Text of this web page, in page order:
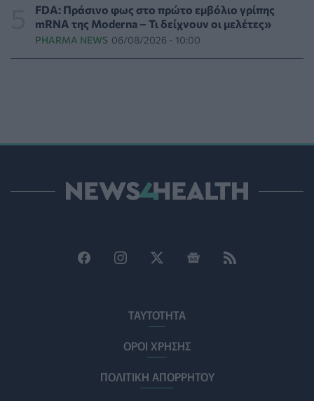
Ο ΙΣΑ συνιστά τη λήψη σχολαστικών μέτρων ατομικής
προστασίας από τον ιό του Δυτικού Νείλου
ΥΓΕΊΑ 07/08/2026 - 15:42
PET 07/08/2026 - 15:02
ΠΟΛΙΤΙΚΉ ΥΓΕΊΑΣ 07/08/2026 - 14:39
σοβαρής εγκεφαλικής κάκωσης
τον χρόνο για φάρμακα GLP-1 στους εργαζομένους
07/08/2026 - 13:00
FDA: Πράσινο φως στο πρώτο εμβόλιο γρίπης
mRNA της Moderna – Τι δείχνουν οι μελέτες»
PHARMA NEWS 06/08/2026 - 10:00
ΤΑΥΤΟΤΗΤΑ
ΟΡΟΙ ΧΡΗΣΗΣ
ΠΟΛΙΤΙΚΗ ΑΠΟΡΡΗΤΟΥ